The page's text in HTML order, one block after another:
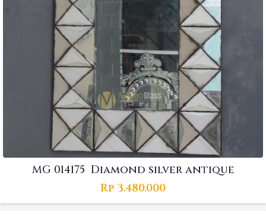
MG 014175 Diamond silver antique
Rp 3.480.000